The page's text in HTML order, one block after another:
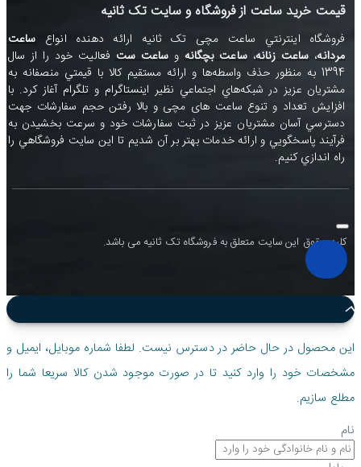
قیمت خرید ساعت از فروشگاه و سایت تک ثانیه
فروشگاه اينترنتي ساعت مچی تک ثانيه ارائه دهنده انواع ساعت
مردانه، ساعت زنانه،ساعت بچگانهو ساعت ستفعاليت خود را از سال
1394 به منظور حذف واسطه‌ها و ارائه مستقيم کالا با قيمتي منصفانه به
مشتريان عزيز در شبکه‌هاي اجتماعي نظير اينستاگرام و تلگرام آغاز کرد. با
افزايش تعداد و تنوع ساعت های مچی و بالا رفتن حجم سفارشات جهت
دسترسي آسان مشتريان عزيز در ثبت سفارشات خود و سرعت بخشيدن به
فرآيند پاسخگويي و ارائه خدمات بهتر بر آن شديم تا اين سايت فروشگاهي را
راه اندازي کنيم.
کلیه حقوق این سایت متعلق به فروشگاه تک ثانیه می باشد.
این محصول در حال حاضر در دسترس نیست. لطفا شماره موبایل، ایمیل و
مشخصات خود را وارد کنید تا در صورت موجود شدن کالا سریعا شما را
مطلع سازیم.
نام